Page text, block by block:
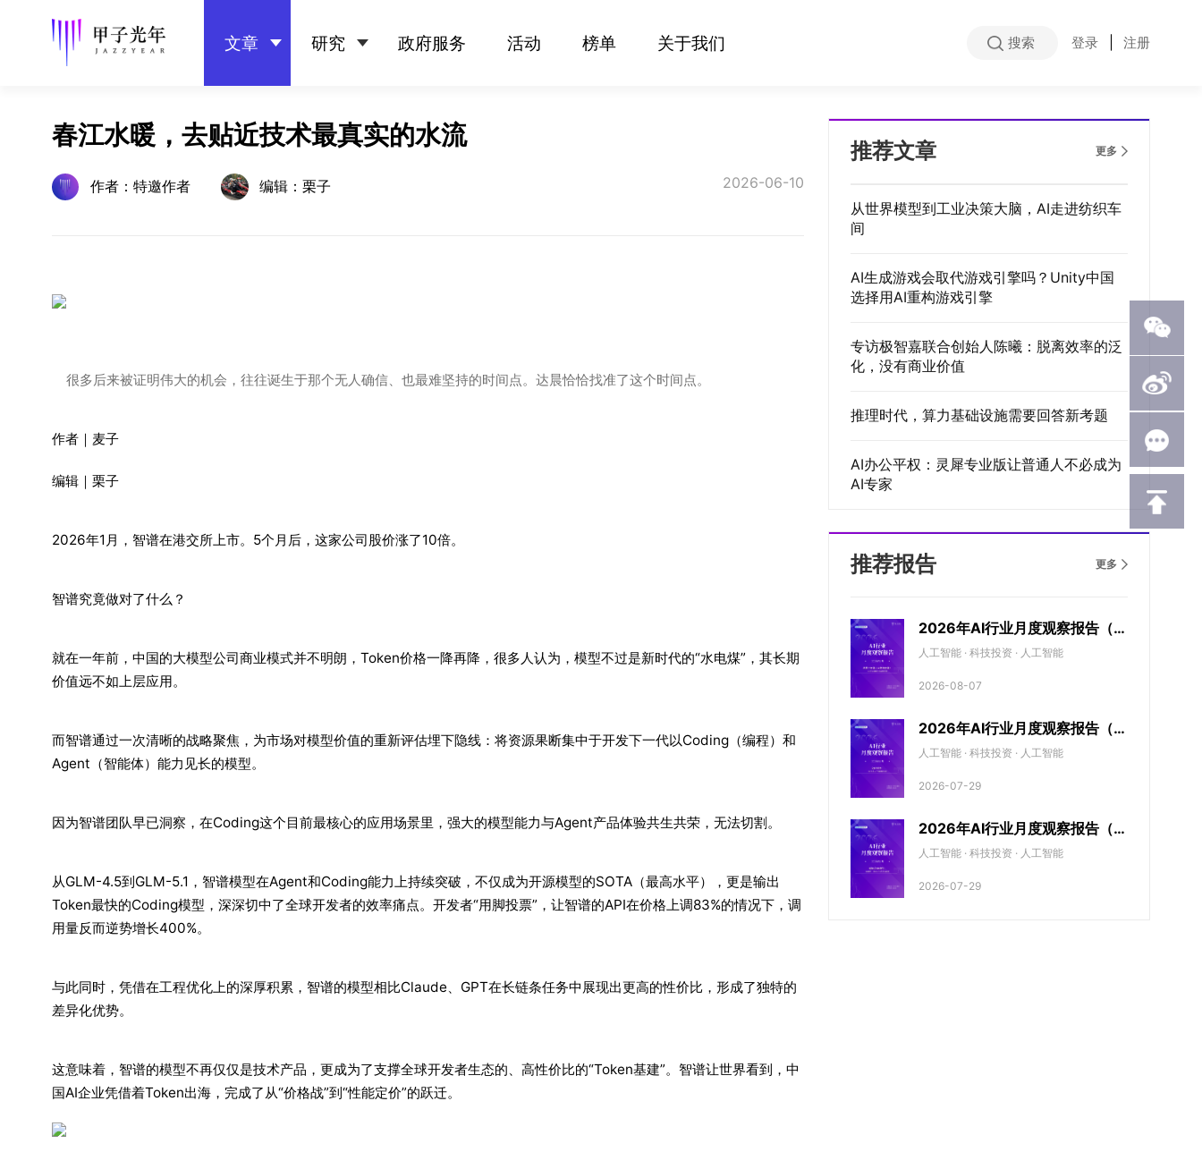
文章 研究 政府服务 活动 榜单 关于我们 搜索 登录 注册
推荐文章 更多
从世界模型到工业决策大脑，AI走进纺织车
间
AI生成游戏会取代游戏引擎吗？Unity中国
选择用AI重构游戏引擎
专访极智嘉联合创始人陈曦：脱离效率的泛
化，没有商业价值
推理时代，算力基础设施需要回答新考题
AI办公平权：灵犀专业版让普通人不必成为
AI专家
推荐报告 更多
2026年AI行业月度观察报告（7
月期）
人工智能 · 科技投资 · 人工智能
2026-08-07
2026年AI行业月度观察报告（6
月期）
人工智能 · 科技投资 · 人工智能
2026-07-29
2026年AI行业月度观察报告（5
月期）
人工智能 · 科技投资 · 人工智能
2026-07-29
春江水暖，去贴近技术最真实的水流
作者：特邀作者 编辑：栗子 2026-06-10
很多后来被证明伟大的机会，往往诞生于那个无人确信、也最难坚持的时间点。达晨恰恰找准了这个时间点。
作者｜麦子
编辑｜栗子
2026年1月，智谱在港交所上市。5个月后，这家公司股价涨了10倍。
智谱究竟做对了什么？
就在一年前，中国的大模型公司商业模式并不明朗，Token价格一降再降，很多人认为，模型不过是新时代的“水电煤”，其长期
价值远不如上层应用。
而智谱通过一次清晰的战略聚焦，为市场对模型价值的重新评估埋下隐线：将资源果断集中于开发下一代以Coding（编程）和
Agent（智能体）能力见长的模型。
因为智谱团队早已洞察，在Coding这个目前最核心的应用场景里，强大的模型能力与Agent产品体验共生共荣，无法切割。
从GLM-4.5到GLM-5.1，智谱模型在Agent和Coding能力上持续突破，不仅成为开源模型的SOTA（最高水平），更是输出
Token最快的Coding模型，深深切中了全球开发者的效率痛点。开发者“用脚投票”，让智谱的API在价格上调83%的情况下，调
用量反而逆势增长400%。
与此同时，凭借在工程优化上的深厚积累，智谱的模型相比Claude、GPT在长链条任务中展现出更高的性价比，形成了独特的
差异化优势。
这意味着，智谱的模型不再仅仅是技术产品，更成为了支撑全球开发者生态的、高性价比的“Token基建”。智谱让世界看到，中
国AI企业凭借着Token出海，完成了从“价格战”到“性能定价”的跃迁。